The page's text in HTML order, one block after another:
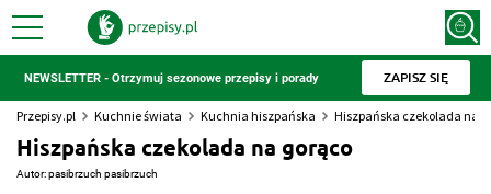
NEWSLETTER - Otrzymuj sezonowe przepisy i porady ZAPISZ SIĘ
Przepisy.pl Kuchnie świata Kuchnia hiszpańska Hiszpańska czekolada na
Hiszpańska czekolada na gorąco
Autor:pasibrzuch pasibrzuch